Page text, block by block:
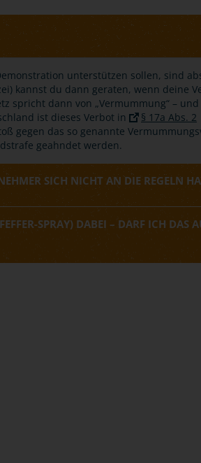
unterstützen sollen, sind
kannst du dann geraten, wenn deine
spricht dann von „Vermummung“ –
ist dieses Verbot in
§ 17a Abs. 2
gegen das so genannte
geahndet werden.
SICH NICHT AN DIE REGELN
SPRAY) DABEI – DARF ICH DAS